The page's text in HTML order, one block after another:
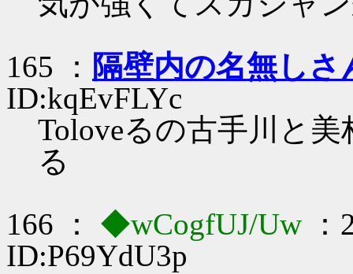
165 ： 隔壁内の名無しさ
ID:kqEvFLYc
Toloveるの古手川と
る
166 ：
◆wCogfUJ/Uw
ID:P69YdU3p